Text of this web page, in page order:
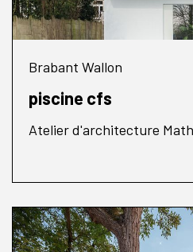
Brabant Wallon
piscine cfs
Atelier d'architecture